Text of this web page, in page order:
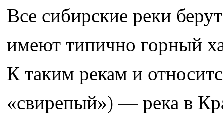
Все сибирские реки
имеют типично горный
К таким рекам и
«свирепый») — река в